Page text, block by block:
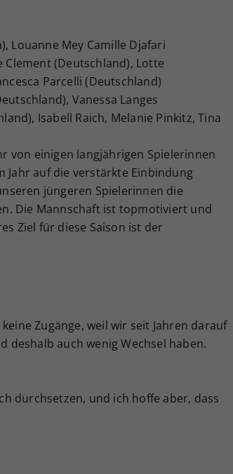
Louanne Mey Camille Djafari
Clement (Deutschland), Lotte
Parcelli (Deutschland)
Vanessa Langes
Isabell Raich, Melanie Pinkitz, Tina
von einigen langjährigen Spielerinnen
Jahr auf die verstärkte Einbindung
jüngeren Spielerinnen die
Die Mannschaft ist topmotiviert und
Ziel für diese Saison ist der
Zugänge, weil wir seit Jahren darauf
deshalb auch wenig Wechsel haben.
durchsetzen, und ich hoffe aber, dass